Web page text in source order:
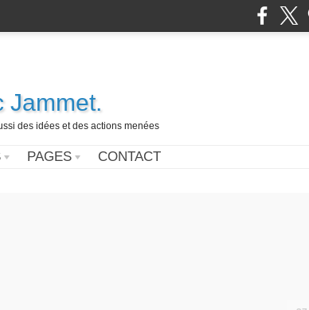
Jammet.
des idées et des actions menées
PAGES CONTACT